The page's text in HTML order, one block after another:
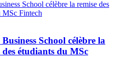
School célèbre la
des étudiants du MSc